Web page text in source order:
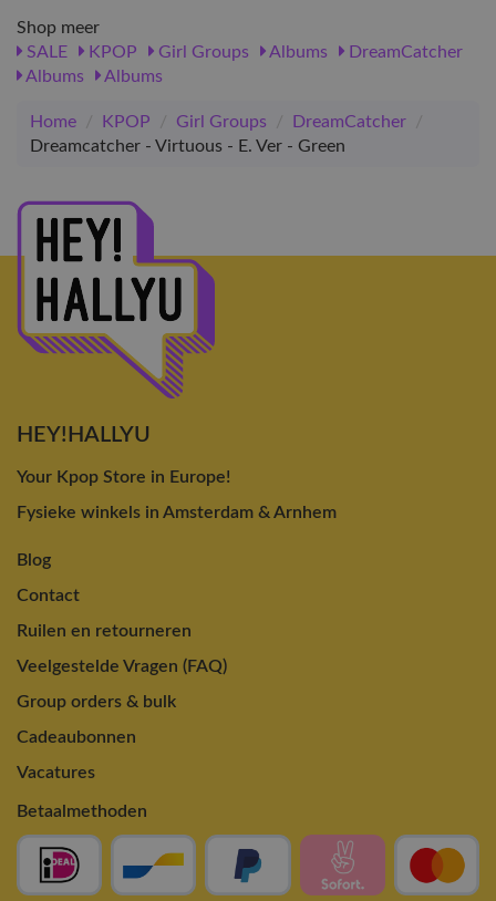
Shop meer
SALE
KPOP Girl Groups Albums
DreamCatcher
Albums
Albums
Home / KPOP / Girl Groups / DreamCatcher
/
Dreamcatcher - Virtuous - E. Ver - Green
HEY!HALLYU
Your Kpop Store in Europe!
Fysieke winkels in Amsterdam & Arnhem
Blog
Contact
Ruilen en retourneren
Veelgestelde Vragen (FAQ)
Group orders & bulk
Cadeaubonnen
Vacatures
Betaalmethoden